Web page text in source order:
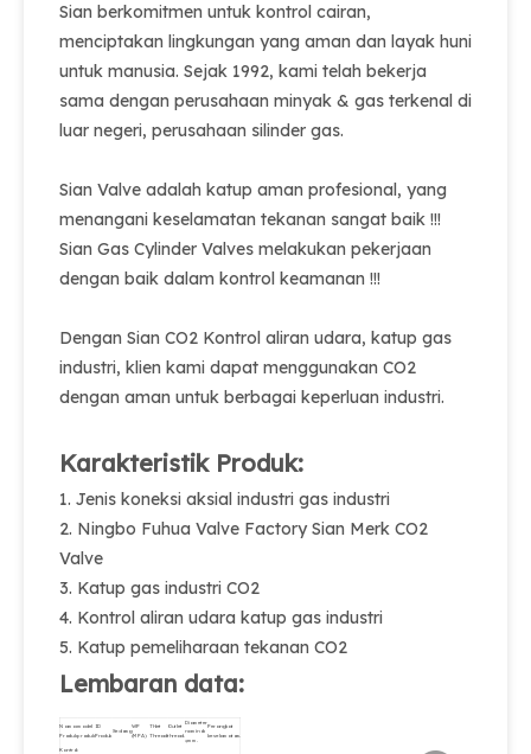
Sian berkomitmen untuk kontrol cairan,
menciptakan lingkungan yang aman dan layak huni
untuk manusia. Sejak 1992, kami telah bekerja
sama dengan perusahaan minyak & gas terkenal di
luar negeri, perusahaan silinder gas.
Sian Valve adalah katup aman profesional, yang
menangani keselamatan tekanan sangat baik !!!
Sian Gas Cylinder Valves melakukan pekerjaan
dengan baik dalam kontrol keamanan !!!
Dengan Sian CO2 Kontrol aliran udara, katup gas
industri, klien kami dapat menggunakan CO2
dengan aman untuk berbagai keperluan industri.
Karakteristik Produk:
1. Jenis koneksi aksial industri gas industri
2. Ningbo Fuhua Valve Factory Sian Merk CO2
Valve
3. Katup gas industri CO2
4. Kontrol aliran udara katup gas industri
5. Katup pemeliharaan tekanan CO2
Lembaran data:
Nama
Produk
model
produk
ID
Produk
Sedang
WP
(MPA)
Thlet
Thread.
Outlet
thread.
Diameter
nominal
φmm.
Perangkat
keselamatan.
Kontrol